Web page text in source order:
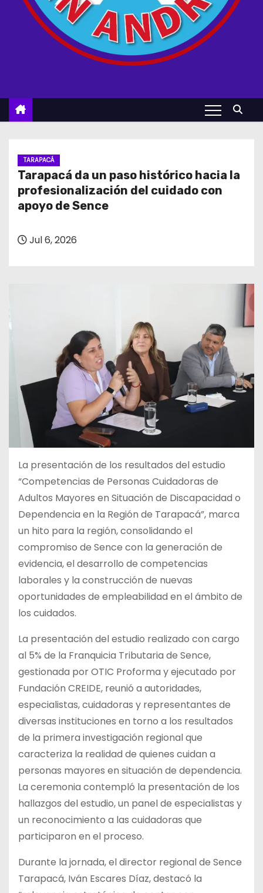
TARAPACÁ
Tarapacá da un paso histórico hacia la
profesionalización del cuidado con
apoyo de Sence
Jul 6, 2026
La presentación de los resultados del estudio
“Competencias de Personas Cuidadoras de
Adultos Mayores en Situación de Discapacidad o
Dependencia en la Región de Tarapacá”, marca
un hito para la región, consolidando el
compromiso de Sence con la generación de
evidencia, el desarrollo de competencias
laborales y la construcción de nuevas
oportunidades de empleabilidad en el ámbito de
los cuidados.
La presentación del estudio realizado con cargo
al 5% de la Franquicia Tributaria de Sence,
gestionada por OTIC Proforma y ejecutado por
Fundación CREIDE, reunió a autoridades,
especialistas, cuidadoras y representantes de
diversas instituciones en torno a los resultados
de la primera investigación regional que
caracteriza la realidad de quienes cuidan a
personas mayores en situación de dependencia.
La ceremonia contempló la presentación de los
hallazgos del estudio, un panel de especialistas y
un reconocimiento a las cuidadoras que
participaron en el proceso.
Durante la jornada, el director regional de Sence
Tarapacá, Iván Escares Díaz, destacó la